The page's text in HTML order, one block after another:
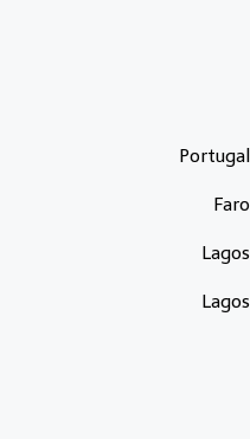
Portugal
Faro
Lagos
Lagos